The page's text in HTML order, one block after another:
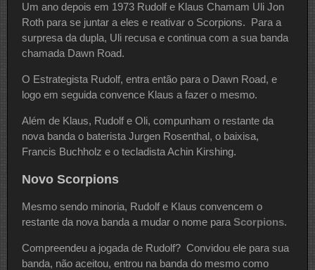
Um ano depois em 1973 Rudolf e Klaus Chamam Uli Jon
Roth para se juntar a eles e reativar o Scorpions. Para a
surpresa da dupla, Uli recusa e continua com a sua banda
chamada Dawn Road.
O Estrategista Rudolf, entra então para o Dawn Road, e
logo em seguida convence Klaus a fazer o mesmo.
Além de Klaus, Rudolf e Oli, compunham o restante da
nova banda o baterista Jurgen Rosenthal, o baixisa,
Francis Buchholz e o tecladista Achin Kirshing.
Novo Scorpions
Mesmo sendo minoria, Rudolf e Klaus convencem o
restante da nova banda a mudar o nome para Scorpions.
Compreendeu a jogada de Rudolf? Convidou ele para sua
banda, não aceitou, entrou na banda do mesmo como